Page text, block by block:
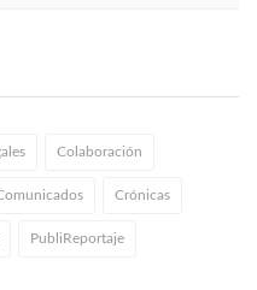
Colaboración
Crónicas
PubliReportaje